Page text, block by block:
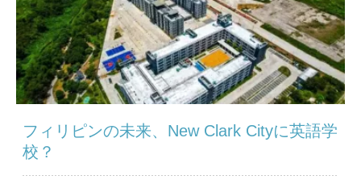
フィリピンの未来、New Clark Cityに英語学
校？